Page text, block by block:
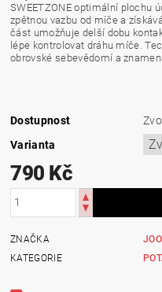
SWEETZONE optimální plochu
zpětnou vazbu od míče a
část umožňuje delší dobu
lépe kontrolovat dráhu míče.
obrovské sebevědomí a
Dostupnost
Varianta
790 Kč
ZNAČKA
KATEGORIE